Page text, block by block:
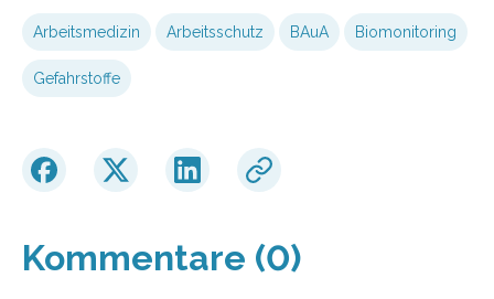
Arbeitsmedizin Arbeitsschutz BAuA Biomonitoring
Gefahrstoffe
Kommentare (0)